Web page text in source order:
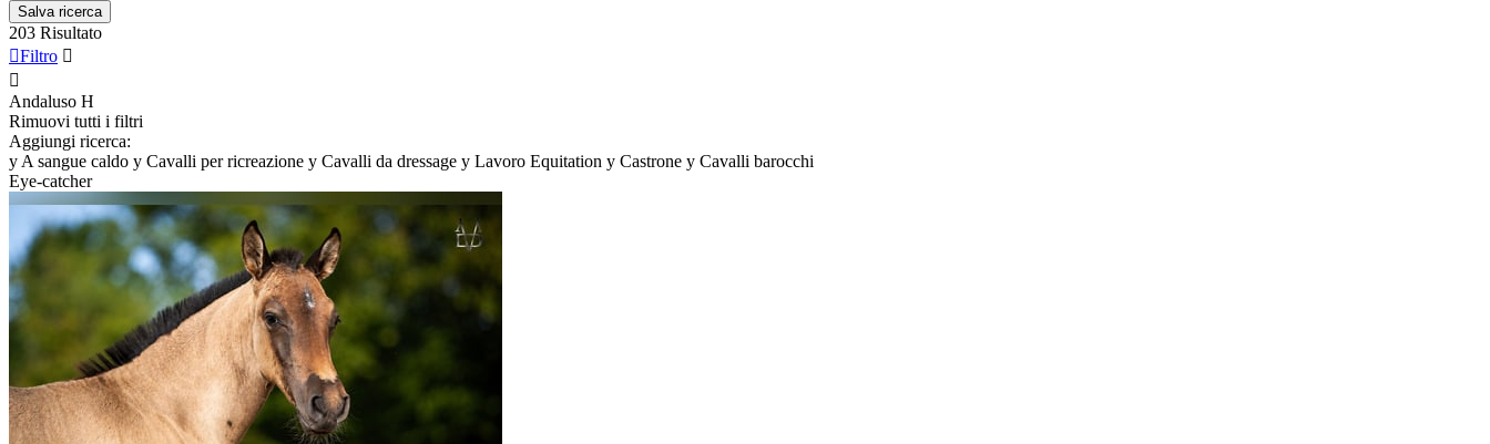
Salva ricerca
203 Risultato
Filtro 

Andaluso H
Rimuovi tutti i filtri
Aggiungi ricerca:
y A sangue caldo y Cavalli per ricreazione y Cavalli da dressage y Lavoro Equitation y Castrone y Cavalli barocchi
Eye-catcher